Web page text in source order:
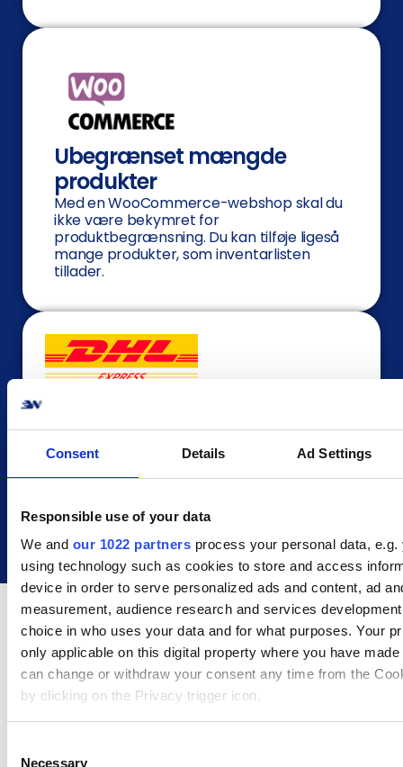
Consent Details Ad Settings
Responsible use of your data
We and our 1022 partners process your personal data, e.g.
using technology such as cookies to store and access
device in order to serve personalized ads and content, ad
measurement, audience research and services
choice in who uses your data and for what purposes. Your
only applicable on this digital property where you have
can change or withdraw your consent any time from the
by clicking on the Privacy trigger icon.
Collect information about your geographical location
Necessary
Ubegrænset mængde
produkter
Med en WooCommerce-webshop skal du
ikke være bekymret for
produktbegrænsning. Du kan tilføje ligeså
mange produkter, som inventarlisten
tillader.
DHL Express er en af DHL’s divisioner. DHL
territorier og er de førende inden for
international eksprestransport
Din shop kombineret med 70+ mulige
transportører